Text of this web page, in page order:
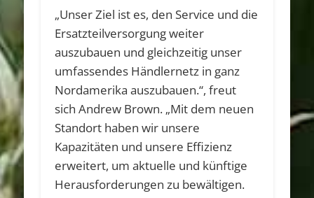
„Unser Ziel ist es, den Service und die
Ersatzteilversorgung weiter
auszubauen und gleichzeitig unser
umfassendes Händlernetz in ganz
Nordamerika auszubauen.“, freut
sich Andrew Brown. „Mit dem neuen
Standort haben wir unsere
Kapazitäten und unsere Effizienz
erweitert, um aktuelle und künftige
Herausforderungen zu bewältigen.